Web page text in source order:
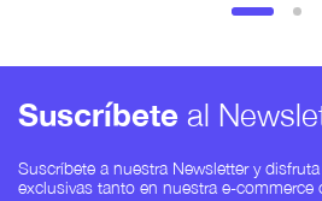
Suscríbete al
Suscríbete a nuestra Newsletter y
exclusivas tanto en nuestra e-